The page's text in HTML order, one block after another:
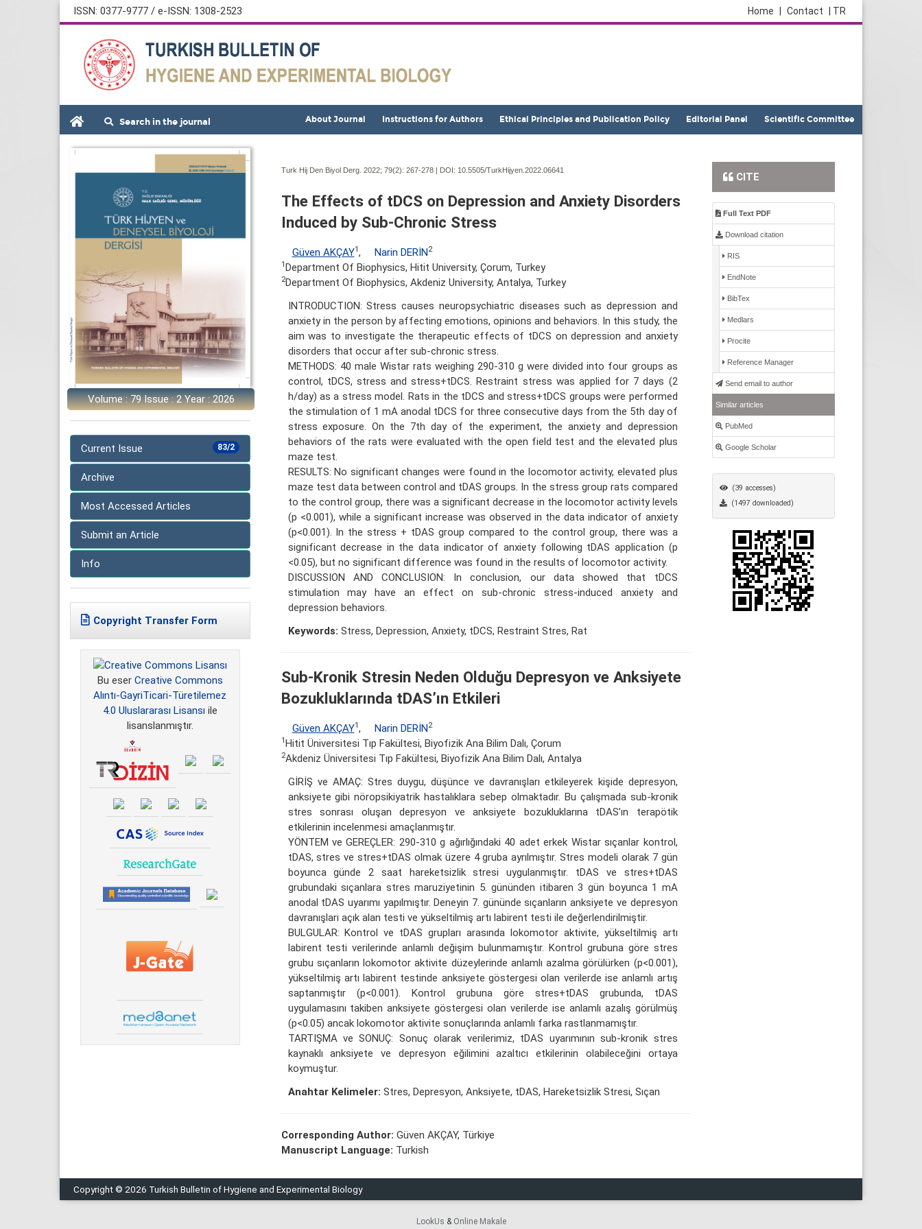
ISSN: 0377-9777 / e-ISSN: 1308-2523 | TR
Contact
Home
Search in the journal About Journal Instructions for Authors Ethical Principles and Publication Policy Editorial Panel Scientific Committee
Volume : 79 Issue : 2 Year : 2026
83/2
Current Issue
Archive
Most Accessed Articles
Submit an Article
Info
Copyright Transfer Form
Bu eser Creative Commons
Alıntı-GayriTicari-Türetilemez
4.0 Uluslararası Lisansı ile
lisanslanmıştır.
Turk Hij Den Biyol Derg. 2022; 79(2): 267-278 | DOI: 10.5505/TurkHijyen.2022.06641
The Effects of tDCS on Depression and Anxiety Disorders
Induced by Sub-Chronic Stress
Güven AKÇAY1 , Narin DERİN2
1 Department Of Biophysics, Hitit University, Çorum, Turkey
2Department Of Biophysics, Akdeniz University, Antalya, Turkey
INTRODUCTION: Stress causes neuropsychiatric diseases such as depression and
anxiety in the person by affecting emotions, opinions and behaviors. In this study, the
aim was to investigate the therapeutic effects of tDCS on depression and anxiety
disorders that occur after sub-chronic stress.
METHODS: 40 male Wistar rats weighing 290-310 g were divided into four groups as
control, tDCS, stress and stress+tDCS. Restraint stress was applied for 7 days (2
h/day) as a stress model. Rats in the tDCS and stress+tDCS groups were performed
the stimulation of 1 mA anodal tDCS for three consecutive days from the 5th day of
stress exposure. On the 7th day of the experiment, the anxiety and depression
behaviors of the rats were evaluated with the open field test and the elevated plus
maze test.
RESULTS: No significant changes were found in the locomotor activity, elevated plus
maze test data between control and tDAS groups. In the stress group rats compared
to the control group, there was a significant decrease in the locomotor activity levels
(p <0.001), while a significant increase was observed in the data indicator of anxiety
(p<0.001). In the stress + tDAS group compared to the control group, there was a
significant decrease in the data indicator of anxiety following tDAS application (p
<0.05), but no significant difference was found in the results of locomotor activity.
DISCUSSION AND CONCLUSION: In conclusion, our data showed that tDCS
stimulation may have an effect on sub-chronic stress-induced anxiety and
depression behaviors.
Keywords: Stress, Depression, Anxiety, tDCS, Restraint Stres, Rat
Sub-Kronik Stresin Neden Olduğu Depresyon ve Anksiyete
Bozukluklarında tDAS’ın Etkileri
Güven AKÇAY1, Narin DERİN2
1Hitit Üniversitesi Tıp Fakültesi, Biyofizik Ana Bilim Dalı, Çorum
2Akdeniz Üniversitesi Tıp Fakültesi, Biyofizik Ana Bilim Dalı, Antalya
GİRİŞ ve AMAÇ: Stres duygu, düşünce ve davranışları etkileyerek kişide depresyon,
anksiyete gibi nöropsikiyatrik hastalıklara sebep olmaktadır. Bu çalışmada sub-kronik
stres sonrası oluşan depresyon ve anksiyete bozukluklarına tDAS’ın terapötik
etkilerinin incelenmesi amaçlanmıştır.
YÖNTEM ve GEREÇLER: 290-310 g ağırlığındaki 40 adet erkek Wistar sıçanlar kontrol,
tDAS, stres ve stres+tDAS olmak üzere 4 gruba ayrılmıştır. Stres modeli olarak 7 gün
boyunca günde 2 saat hareketsizlik stresi uygulanmıştır. tDAS ve stres+tDAS
grubundaki sıçanlara stres maruziyetinin 5. gününden itibaren 3 gün boyunca 1 mA
anodal tDAS uyarımı yapılmıştır. Deneyin 7. gününde sıçanların anksiyete ve depresyon
davranışları açık alan testi ve yükseltilmiş artı labirent testi ile değerlendirilmiştir.
BULGULAR: Kontrol ve tDAS grupları arasında lokomotor aktivite, yükseltilmiş artı
labirent testi verilerinde anlamlı değişim bulunmamıştır. Kontrol grubuna göre stres
grubu sıçanların lokomotor aktivite düzeylerinde anlamlı azalma görülürken (p<0.001),
yükseltilmiş artı labirent testinde anksiyete göstergesi olan verilerde ise anlamlı artış
saptanmıştır (p<0.001). Kontrol grubuna göre stres+tDAS grubunda, tDAS
uygulamasını takiben anksiyete göstergesi olan verilerde ise anlamlı azalış görülmüş
(p<0.05) ancak lokomotor aktivite sonuçlarında anlamlı farka rastlanmamıştır.
TARTIŞMA ve SONUÇ: Sonuç olarak verilerimiz, tDAS uyarımının sub-kronik stres
kaynaklı anksiyete ve depresyon eğilimini azaltıcı etkilerinin olabileceğini ortaya
koymuştur.
Anahtar Kelimeler: Stres, Depresyon, Anksiyete, tDAS, Hareketsizlik Stresi, Sıçan
Corresponding Author: Güven AKÇAY, Türkiye
Manuscript Language: Turkish
CITE
Full Text PDF
Download citation
RIS
EndNote
BibTex
Medlars
Procite
Reference Manager
Send email to author
Similar articles
PubMed
Google Scholar
(39 accesses)
(1497 downloaded)
Copyright © 2026 Turkish Bulletin of Hygiene and Experimental Biology
LookUs & Online Makale